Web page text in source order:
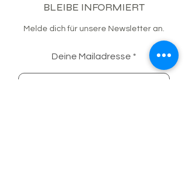
BLEIBE INFORMIERT
Melde dich für unsere Newsletter an.
Deine Mailadresse